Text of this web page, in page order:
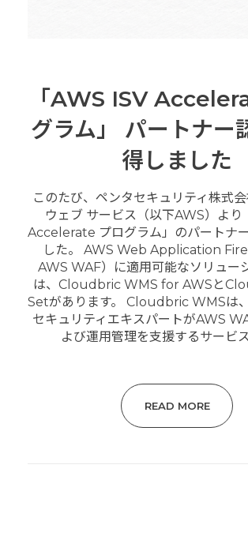
「AWS ISV
グラム」 パートナー
得しました
このたび、ペンタセキュリティ株式
ウェブ サービス（以下AWS）より
Accelerate プログラム」のパートナ
した。 AWS Web Application
AWS WAF）に適用可能なソリュー
は、Cloudbric WMS for AWSと
Setがあります。 Cloudbric WMSは
セキュリティエキスパートがAWS
よび運用管理を支援するサービ
READ MORE